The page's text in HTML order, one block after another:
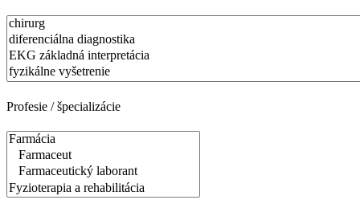
Profesie / špecializácie